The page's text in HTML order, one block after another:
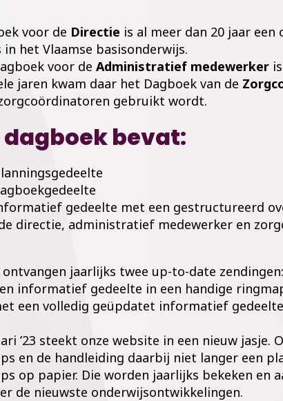
voor de Directie is al meer dan 20 jaar
het Vlaamse basisonderwijs.
voor de Administratief medewerker
jaren kwam daar het Dagboek van de
gebruikt wordt.
dagboek bevat:
gedeelte met een gestructureerd
directie, administratief medewerker en
ontvangen jaarlijks twee up-to-date
informatief gedeelte in een handige
een volledig geüpdatet informatief
’23 steekt onze website in een nieuw
en de handleiding daarbij niet langer een
op papier. Die worden jaarlijks bekeken en
de nieuwste onderwijsontwikkelingen.